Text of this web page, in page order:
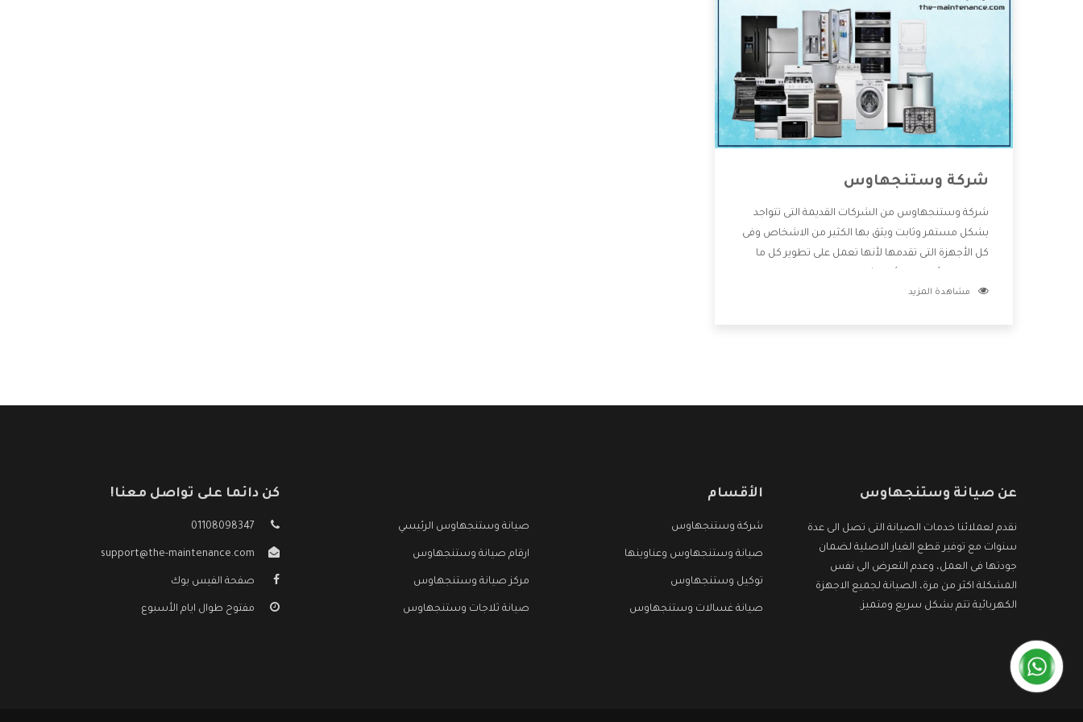
شركة وستنجهاوس
شركة وستنجهاوس من الشركات القديمة التى تتواجد
بشكل مستمر وثابت ويثق بها الكثير من الاشخاص وفى
كل الأجهزة التى تقدمها لأنها تعمل على تطوير كل ما
أفضل خدمات ما بعد البيع مع المنتجات وتقدم للعملاء
مشاهدة المزيد
عن صيانة وستنجهاوس
نقدم لعملائنا خدمات الصيانة التى تصل الى عدة
سنوات مع توفير قطع الغيار الاصلية لضمان
جودتها فى العمل، وعدم التعرض الى نفس
المشكلة اكثر من مرة، الصيانة لجميع الاجهزة
الكهربائية تتم بشكل سريع ومتميز.
الأقسام
شركة وستنجهاوس صيانة وستنجهاوس الرئيسي
صيانة وستنجهاوس وعناوينها ارقام صيانة وستنجهاوس
توكيل وستنجهاوس مركز صيانة وستنجهاوس
صيانة غسالات وستنجهاوس صيانة ثلاجات وستنجهاوس
كن دائما على تواصل معنا!
01108098347
support@the-maintenance.com
صفحة الفيس بوك
مفتوح طوال ايام الأسبوع